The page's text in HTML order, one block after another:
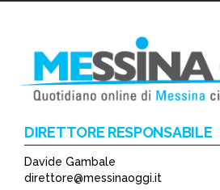
DIRETTORE RESPONSABILE
Davide Gambale
direttore@messinaoggi.it